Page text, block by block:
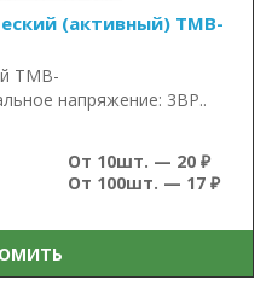
(активный) TMB-
TMB-
напряжение: 3ВР..
От 10шт. — 20 ₽
От 100шт. — 17 ₽